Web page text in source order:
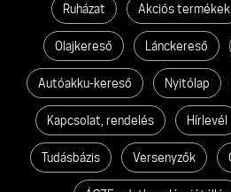
Ruházat Akciós termékek
Olajkereső Lánckereső
Autóakku-kereső Nyitólap
Kapcsolat, rendelés Hírlevél
Tudásbázis Versenyzők